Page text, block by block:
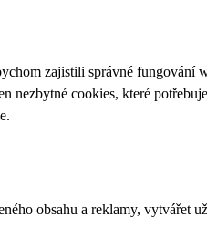
zajistili správné
nezbytné cookies, které
.
obsahu a reklamy, vytvářet